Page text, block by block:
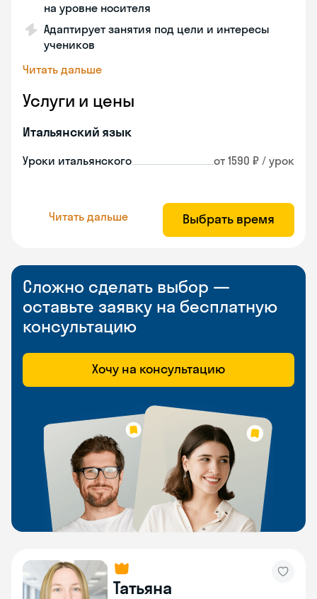
на уровне носителя
Адаптирует занятия под цели и интересы
учеников
Читать дальше
Услуги и цены
Итальянский язык
Уроки итальянского от 1590 ₽ / урок
Читать дальше Выбрать время
Сложно сделать выбор —
оставьте заявку на бесплатную
консультацию
Хочу на консультацию
Татьяна